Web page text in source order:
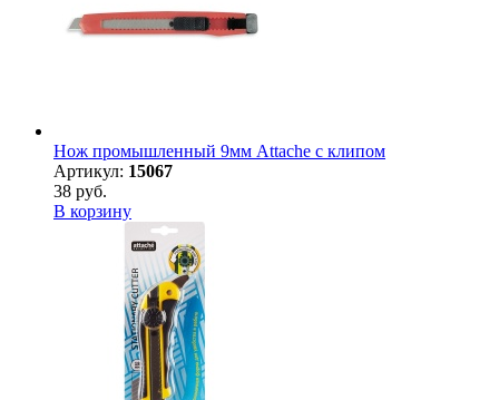
Нож промышленный 9мм Attache с клипом
Артикул: 15067
38 руб.
В корзину